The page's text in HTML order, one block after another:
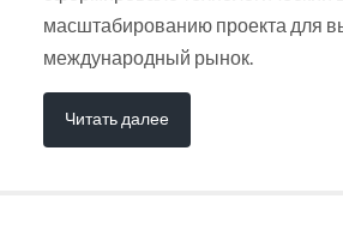
масштабированию проекта для
международный рынок.
Читать далее